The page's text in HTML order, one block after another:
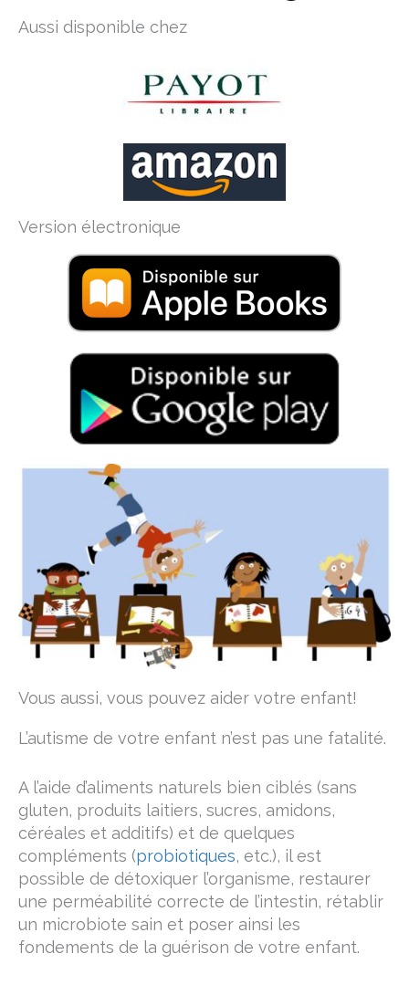
Aussi disponible chez
Version électronique
Vous aussi, vous pouvez aider votre enfant!
L’autisme de votre enfant n’est pas une fatalité.
A l’aide d’aliments naturels bien ciblés (sans
gluten, produits laitiers, sucres, amidons,
céréales et additifs) et de quelques
compléments (probiotiques, etc.), il est
possible de détoxiquer l’organisme, restaurer
une perméabilité correcte de l’intestin, rétablir
un microbiote sain et poser ainsi les
fondements de la guérison de votre enfant.